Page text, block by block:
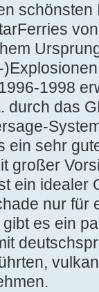
1998
durch das
ein sehr
großer
ein idealer
nur für
es ein